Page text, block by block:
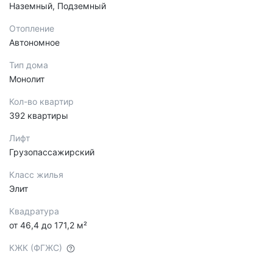
Наземный, Подземный
Отопление
Автономное
Тип дома
Монолит
Кол-во квартир
392 квартиры
Лифт
Грузопассажирский
Класс жилья
Элит
Квадратура
от 46,4 до 171,2 м²
КЖК (ФГЖС)